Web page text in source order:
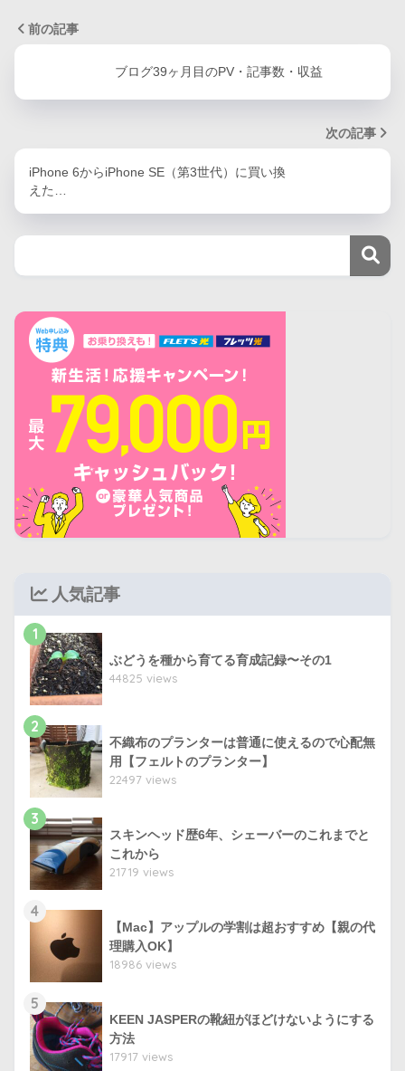
前の記事
ブログ39ヶ月目のPV・記事数・収益
次の記事
iPhone 6からiPhone SE（第3世代）に買い換
えた…
人気記事
1
ぶどうを種から育てる育成記録〜その1
44825 views
2
不織布のプランターは普通に使えるので心配無
用【フェルトのプランター】
22497 views
3
スキンヘッド歴6年、シェーバーのこれまでと
これから
21719 views
4
【Mac】アップルの学割は超おすすめ【親の代
理購入OK】
18986 views
5
KEEN JASPERの靴紐がほどけないようにする
方法
17917 views